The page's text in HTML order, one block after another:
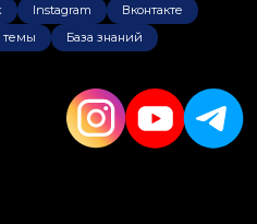
Instagram
Вконтакте
База знаний